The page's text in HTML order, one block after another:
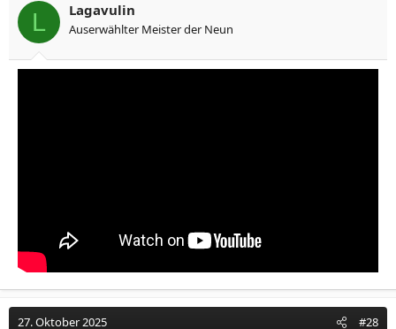
L Lagavulin
Auserwählter Meister der Neun
27. Oktober 2025 #28